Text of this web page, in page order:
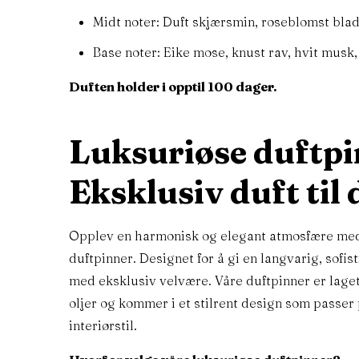
Midt noter: Duft skjærsmin, roseblomst
Base noter: Eike mose, knust rav, hvit
Duften holder i opptil 100 dager.
Luksuriøse
Eksklusiv duft til
Opplev en harmonisk og elegant atmosfære
duftpinner. Designet for å gi en langvarig,
med eksklusiv velvære. Våre duftpinner er
oljer og kommer i et stilrent design som
interiørstil.
Kontakt oss